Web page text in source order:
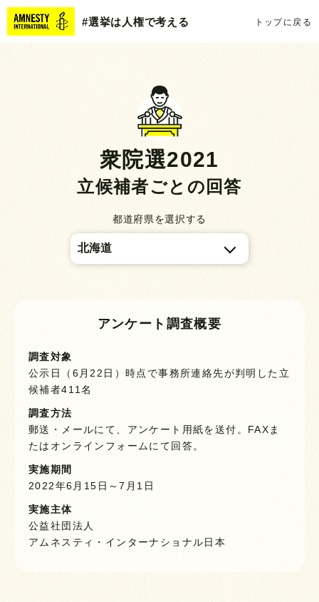
#選挙は人権で考える トップに戻る
衆院選2021
立候補者ごとの回答
都道府県を選択する
アンケート調査概要
調査対象
公示日（6月22日）時点で事務所連絡先が判明した立
候補者411名
調査方法
郵送・メールにて、アンケート用紙を送付。FAXま
たはオンラインフォームにて回答。
実施期間
2022年6月15日～7月1日
実施主体
公益社団法人
アムネスティ・インターナショナル日本